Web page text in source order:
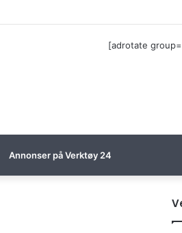
[adrotate
Annonser på Verktøy 24